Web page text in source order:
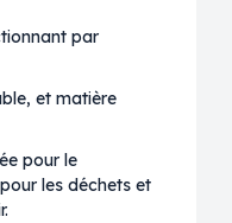
par
et matière
pour le
les déchets et